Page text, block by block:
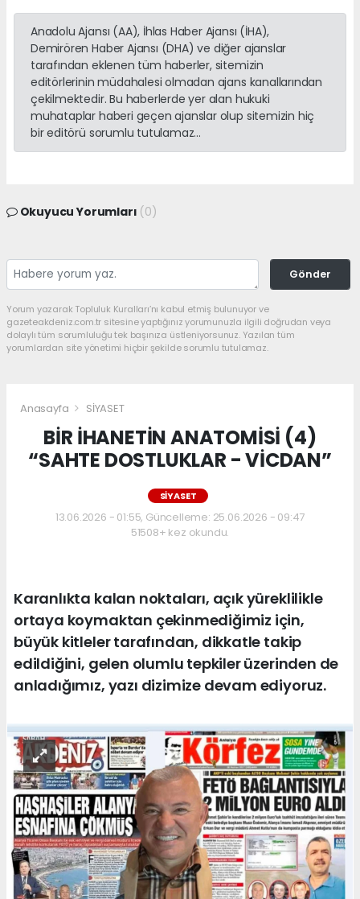
Anadolu Ajansı (AA), İhlas Haber Ajansı (İHA),
Demirören Haber Ajansı (DHA) ve diğer ajanslar
tarafından eklenen tüm haberler, sitemizin
editörlerinin müdahalesi olmadan ajans kanallarından
çekilmektedir. Bu haberlerde yer alan hukuki
muhataplar haberi geçen ajanslar olup sitemizin hiç
bir editörü sorumlu tutulamaz...
Okuyucu Yorumları (0)
Gönder
Yorum yazarak Topluluk Kuralları’nı kabul etmiş bulunuyor ve
gazeteakdeniz.com.tr sitesine yaptığınız yorumunuzla ilgili doğrudan veya
dolaylı tüm sorumluluğu tek başınıza üstleniyorsunuz. Yazılan tüm
yorumlardan site yönetimi hiçbir şekilde sorumlu tutulamaz.
Anasayfa SİYASET
BİR İHANETİN ANATOMİSİ (4)
“SAHTE DOSTLUKLAR - VİCDAN”
SİYASET
13.06.2026 - 01:55, Güncelleme: 25.06.2026 - 09:47
51508+ kez okundu.
Karanlıkta kalan noktaları, açık yüreklilikle
ortaya koymaktan çekinmediğimiz için,
büyük kitleler tarafından, dikkatle takip
edildiğini, gelen olumlu tepkiler üzerinden de
anladığımız, yazı dizimize devam ediyoruz.